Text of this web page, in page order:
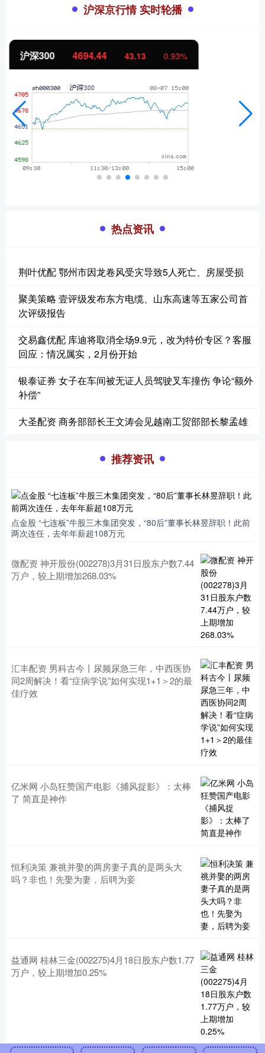
沪深京行情 实时轮播
北证50 1134.24 11.37
热点资讯
荆叶优配 鄂州市因龙卷风受灾导致5人死亡、房屋受损
聚美策略 壹评级发布东方电缆、山东高速等五家公司首
次评级报告
交易鑫优配 库迪将取消全场9.9元，改为特价专区？客服
回应：情况属实，2月份开始
银泰证券 女子在车间被无证人员驾驶叉车撞伤 争论“额外
补偿”
大圣配资 商务部部长王文涛会见越南工贸部部长黎孟雄
推荐资讯
点金股 “七连板”牛股三木集团突发，“80后”董事长林昱辞职！此前
两次连任，去年年薪超108万元
微配资 神开股份(002278)3月31日股东户数7.44
万户，较上期增加268.03%
汇丰配资 男科古今丨尿频尿急三年，中西医协
同2周解决！看“症病学说”如何实现1+1＞2的最
佳疗效
亿米网 小岛狂赞国产电影《捕风捉影》：太棒
了 简直是神作
恒利决策 兼祧并娶的两房妻子真的是两头大
吗？非也！先娶为妻，后聘为妾
益通网 桂林三金(002275)4月18日股东户数1.77
万户，较上期增加0.25%